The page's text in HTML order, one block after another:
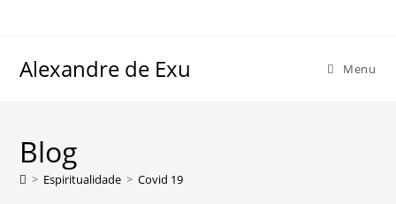
Alexandre de Exu Menu
Blog
> Espiritualidade > Covid 19